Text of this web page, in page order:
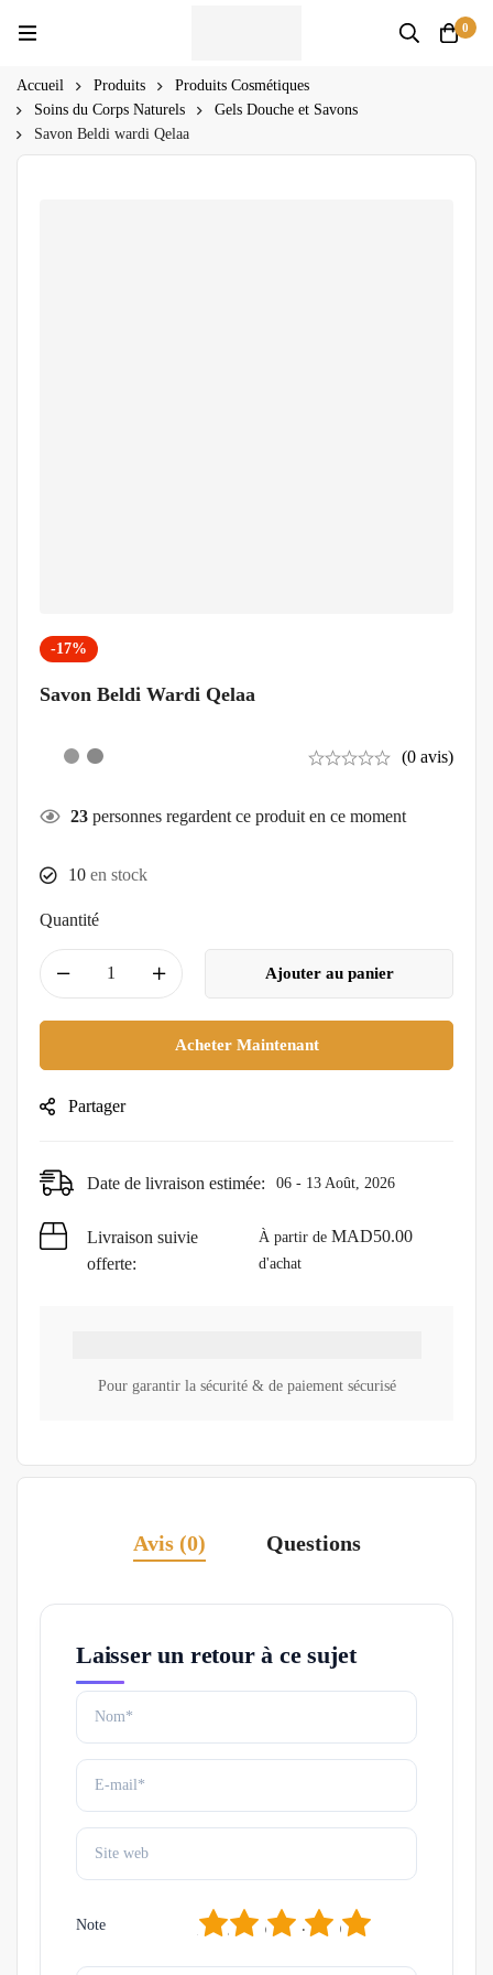
0
Accueil Produits
Produits Cosmétiques
Soins du Corps Naturels
Gels Douche et Savons
Savon Beldi wardi Qelaa
-17%
Savon Beldi Wardi Qelaa
(0 avis)
23 personnes regardent ce produit en ce moment
10 en stock
Quantité
Ajouter au panier
Acheter Maintenant
Partager
Date de livraison estimée: 06 - 13 Août, 2026
Livraison suivie
offerte:
À partir de MAD50.00
d'achat
Pour garantir la sécurité & de paiement sécurisé
Avis (0) Questions
Laisser un retour à ce sujet
Note 5
4
3
2